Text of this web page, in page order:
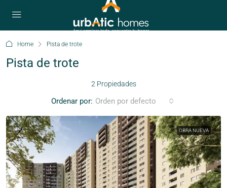
Home Pista de trote
Pista de trote
2 Propiedades
Ordenar por: Orden por defecto
OBRA NUEVA